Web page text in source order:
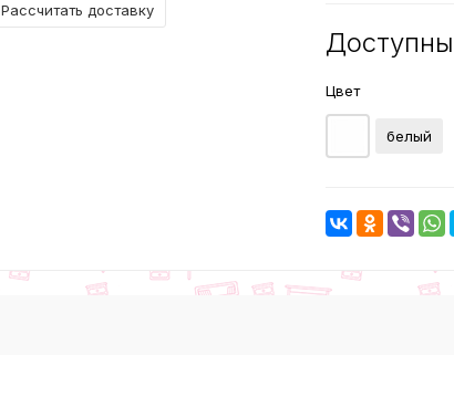
Рассчитать доставку
Цвет
белый